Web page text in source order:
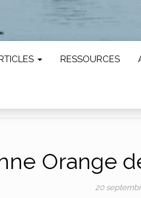
RESSOURCES
Orange
20